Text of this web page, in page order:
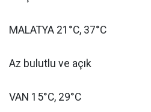
MALATYA 21°C, 37°C
Az bulutlu ve açık
VAN 15°C, 29°C